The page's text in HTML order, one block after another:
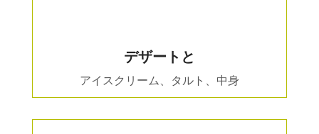
デザートと
アイスクリーム、タルト、中身